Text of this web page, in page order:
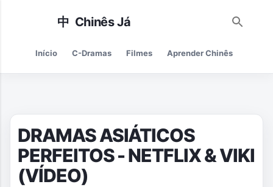
Pular para o conteúdo principal
Início C-Dramas Filmes Aprender Chinês
DRAMAS ASIÁTICOS
PERFEITOS - NETFLIX & VIKI
(VÍDEO)